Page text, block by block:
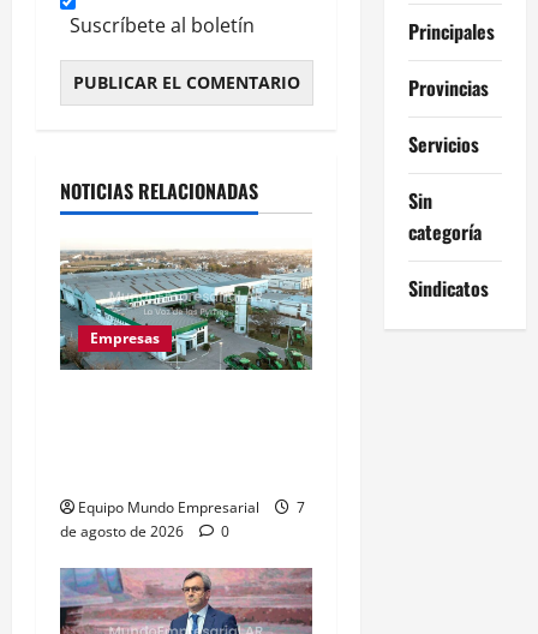
Suscríbete al boletín
NOTICIAS RELACIONADAS
Empresas
Equipo Mundo Empresarial
7
de agosto de 2026
0
Principales
Provincias
Servicios
Sin
categoría
Sindicatos